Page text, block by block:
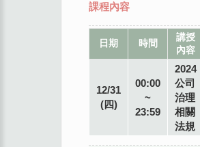
課程內容
日期 時間
講授
內容
12/31
(四)
00:00
~
23:59
2024
公司
治理
相關
法規